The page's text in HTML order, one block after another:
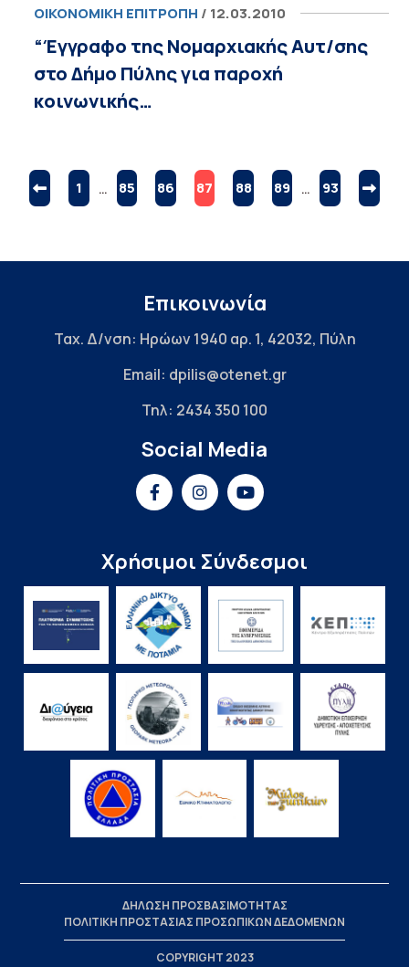
ΟΙΚΟΝΟΜΙΚΉ ΕΠΙΤΡΟΠΉ / 12.03.2010
“Έγγραφο της Νομαρχιακής Αυτ/σης
στο Δήμο Πύλης για παροχή
κοινωνικής…
1 … 85 86 87 88 89 … 93
Επικοινωνία
Ταχ. Δ/νση: Ηρώων 1940 αρ. 1, 42032, Πύλη
Email: dpilis@otenet.gr
Τηλ: 2434 350 100
Social Media
Χρήσιμοι Σύνδεσμοι
COPYRIGHT 2023
ΔΗΛΩΣΗ ΠΡΟΣΒΑΣΙΜΟΤΗΤΑΣ
ΠΟΛΙΤΙΚΗ ΠΡΟΣΤΑΣΙΑΣ ΠΡΟΣΩΠΙΚΩΝ ΔΕΔΟΜΕΝΩΝ